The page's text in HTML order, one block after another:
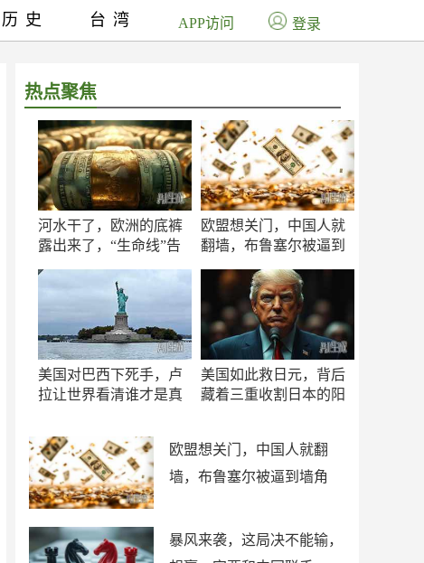
热点聚焦
河水干了，欧洲的底裤
露出来了，“生命线”告
欧盟想关门，中国人就
翻墙，布鲁塞尔被逼到
美国对巴西下死手，卢
拉让世界看清谁才是真
美国如此救日元，背后
藏着三重收割日本的阳
欧盟想关门，中国人就翻
墙，布鲁塞尔被逼到墙角
暴风来袭，这局决不能输，
历史 台湾 APP访问 登录